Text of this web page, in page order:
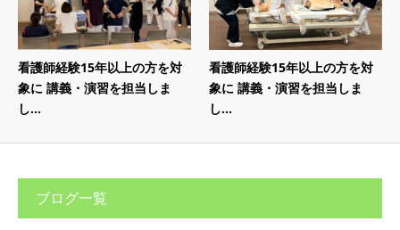
看護師経験15年以上の方を対
象に 講義・演習を担当しま
し...
看護師経験15年以上の方を対
象に 講義・演習を担当しま
し...
ブログ一覧